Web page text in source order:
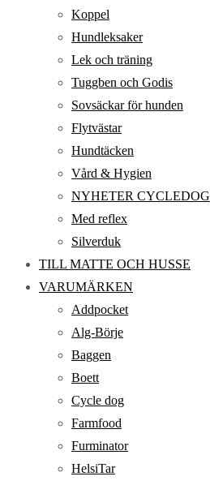
Koppel
Hundleksaker
Lek och träning
Tuggben och Godis
Sovsäckar för hunden
Flytvästar
Hundtäcken
Vård & Hygien
NYHETER CYCLEDOG
Med reflex
Silverduk
TILL MATTE OCH HUSSE
VARUMÄRKEN
Addpocket
Alg-Börje
Baggen
Boett
Cycle dog
Farmfood
Furminator
HelsiTar